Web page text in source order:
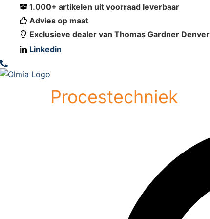
1.000+ artikelen uit voorraad leverbaar
Advies op maat
Exclusieve dealer van Thomas Gardner Denver
Linkedin
Procestechniek